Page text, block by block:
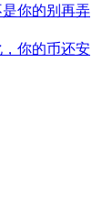
你的别再弄
你的币还安